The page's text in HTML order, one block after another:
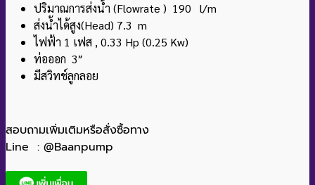
ปริมาณการส่งน้ำ (Flowrate ) 190 l/m
ส่งน้ำได้สูง(Head) 7.3 m
ไฟฟ้า 1 เฟส , 0.33 Hp (0.25 Kw)
ท่อออก 3″
มีสวิทช์ลูกลอย
สอบถามเพิ่มเติมหรือสั่งซื้อทาง
Line : @Baanpump